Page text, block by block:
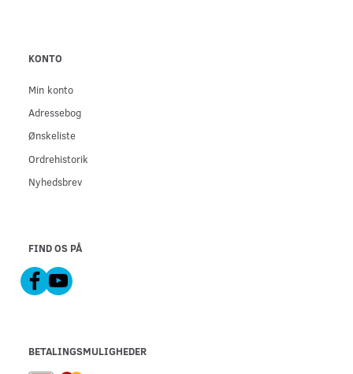
KONTO
Min konto
Adressebog
Ønskeliste
Ordrehistorik
Nyhedsbrev
FIND OS PÅ
BETALINGSMULIGHEDER